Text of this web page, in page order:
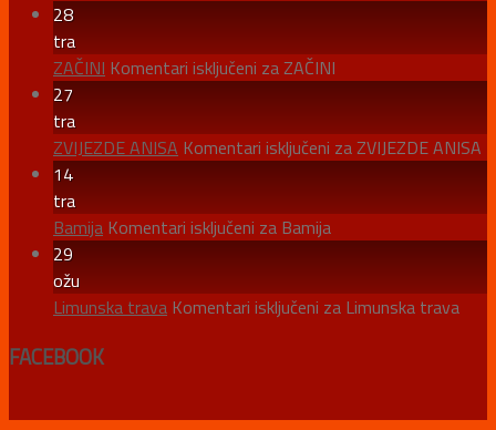
28
tra
ZAČINI Komentari isključeni za ZAČINI
27
tra
ZVIJEZDE ANISA Komentari isključeni za ZVIJEZDE ANISA
14
tra
Bamija Komentari isključeni za Bamija
29
ožu
Limunska trava Komentari isključeni za Limunska trava
FACEBOOK